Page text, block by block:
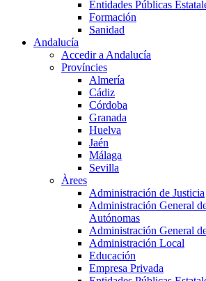
Entidades Públicas
Formación
Sanidad
Andalucía
Accedir a Andalucía
Províncies
Almería
Cádiz
Córdoba
Granada
Huelva
Jaén
Málaga
Sevilla
Àrees
Administración de Justicia
Administración General
Autónomas
Administración General
Administración Local
Educación
Empresa Privada